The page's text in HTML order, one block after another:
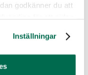
godkänner du att
Inställningar